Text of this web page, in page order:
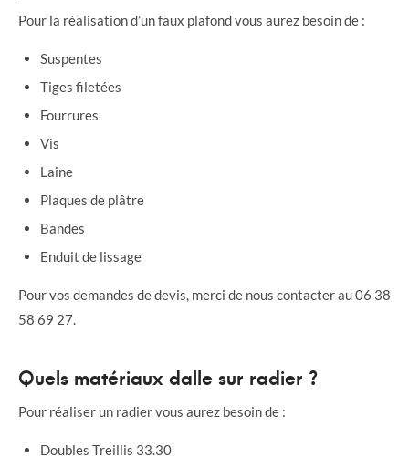
Pour la réalisation d’un faux plafond vous aurez besoin de :
Suspentes
Tiges filetées
Fourrures
Vis
Laine
Plaques de plâtre
Bandes
Enduit de lissage
Pour vos demandes de devis, merci de nous contacter au 06 38
58 69 27.
Quels matériaux dalle sur radier ?
Pour réaliser un radier vous aurez besoin de :
Doubles Treillis 33.30